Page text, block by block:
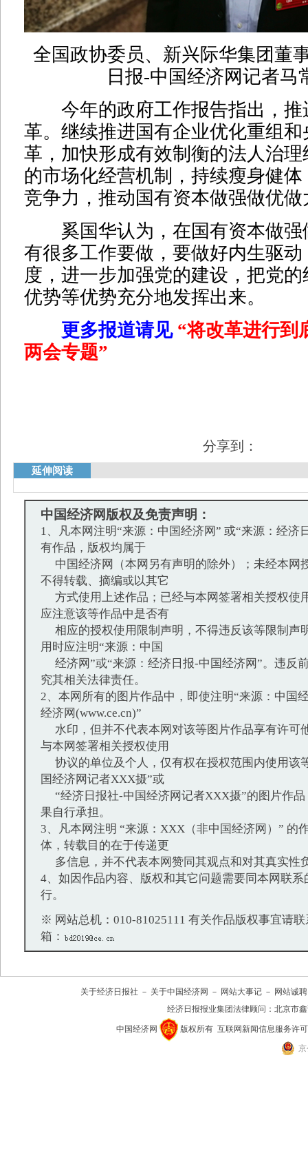
全国政协委员、新兴际华集团董
日报-中国经济网记者马
今年的政府工作报告指出，推
革。继续推进国有企业优化重组
革，加快形成有效制衡的法人治
的市场化经营机制，持续瘦身健
竞争力，推动国有资本做强做优做
奚国华认为，在国有资本做强
有很多工作要做，要做好内生驱
度，进一步加强党的建设，把党
优势等优势充分地发挥出来。
更多报道请见 “将改革进行
两会专题”
分享到：
延伸阅读
中国经济网版权及免责声明：
1、凡本网注明“来源：中国经济网” 或“来源：经济
有作品，版权均属于
中国经济网（本网另有声明的除外）；未经本网
不得转载、摘编或以其它
方式使用上述作品；已经与本网签署相关授权使
应注意该等作品中是否有
相应的授权使用限制声明，不得违反该等限制声
用时应注明“来源：中国
经济网”或“来源：经济日报-中国经济网”。违反
究其相关法律责任。
2、本网所有的图片作品中，即使注明“来源：中国
经济网(www.ce.cn)”
水印，但并不代表本网对该等图片作品享有许可
与本网签署相关授权使用
协议的单位及个人，仅有权在授权范围内使用该
国经济网记者XXX摄”或
“经济日报社-中国经济网记者XXX摄”的图片作品
果自行承担。
3、凡本网注明 “来源：XXX（非中国经济网）” 的
体，转载目的在于传递更
多信息，并不代表本网赞同其观点和对其真实性
4、如因作品内容、版权和其它问题需要同本网联系
行。
※ 网站总机：010-81025111 有关作品版权事宜请联
箱：
关于经济日报社 － 关于中国经济网 － 网站大事记 － 网站诚聘
经济日报报业集团法律顾问： 北京市
中国经济网 版权所有 互联网新闻信息服务许可
京